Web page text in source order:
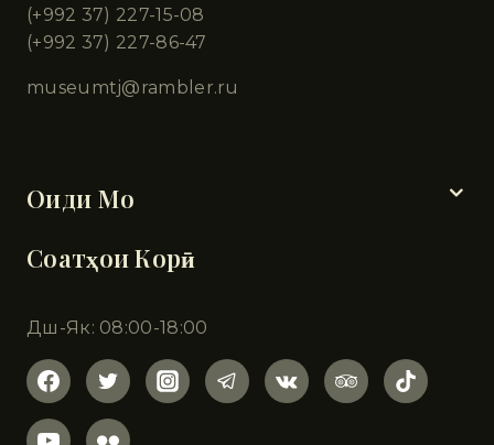
(+992 37) 227-15-08
(+992 37) 227-86-47
museumtj@rambler.ru
Оиди Мо
Соатҳои Корӣ
Дш-Як: 08:00-18:00